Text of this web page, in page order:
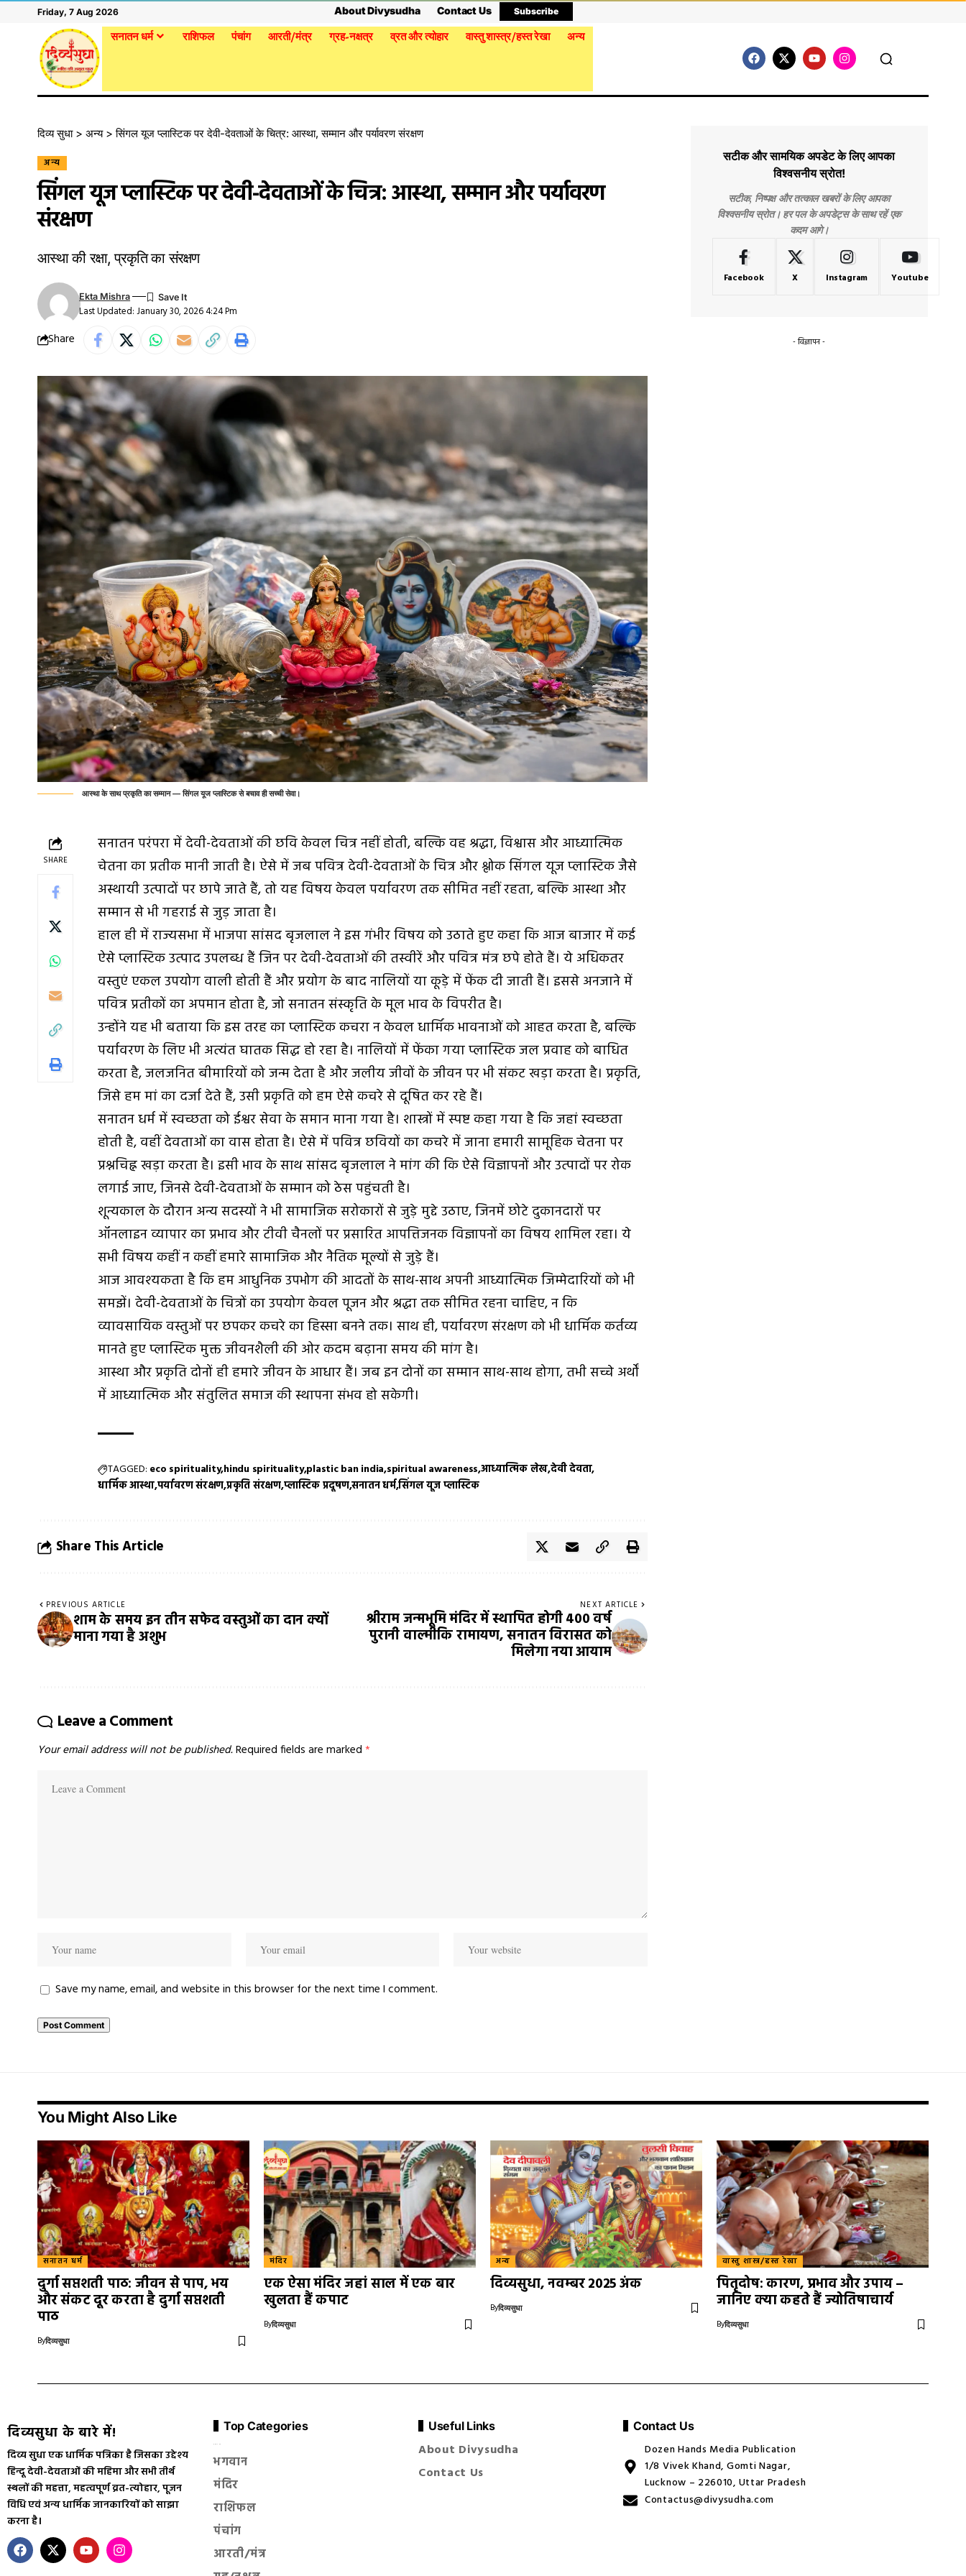
Friday, 7 Aug 2026 About Divysudha Contact Us Subscribe
सनातन धर्म राशिफल पंचांग आरती/मंत्र ग्रह-नक्षत्र व्रत और त्योहार वास्तु शास्त्र/हस्त रेखा अन्य
दिव्य सुधा> अन्य>सिंगल यूज प्लास्टिक पर देवी-देवताओं के चित्र: आस्था, सम्मान और पर्यावरण संरक्षण
अन्य
सिंगल यूज प्लास्टिक पर देवी-देवताओं के चित्र: आस्था, सम्मान और पर्यावरण
संरक्षण
आस्था की रक्षा, प्रकृति का संरक्षण
Last Updated: January 30, 2026 4:24 Pm
Ekta Mishra
Share
आस्था के साथ प्रकृति का सम्मान — सिंगल यूज प्लास्टिक से बचाव ही सच्ची सेवा।
SHARE
सनातन परंपरा में देवी-देवताओं की छवि केवल चित्र नहीं होती, बल्कि वह श्रद्धा, विश्वास और आध्यात्मिक
चेतना का प्रतीक मानी जाती है। ऐसे में जब पवित्र देवी-देवताओं के चित्र और श्लोक सिंगल यूज प्लास्टिक जैसे
अस्थायी उत्पादों पर छापे जाते हैं, तो यह विषय केवल पर्यावरण तक सीमित नहीं रहता, बल्कि आस्था और
सम्मान से भी गहराई से जुड़ जाता है।
हाल ही में राज्यसभा में भाजपा सांसद बृजलाल ने इस गंभीर विषय को उठाते हुए कहा कि आज बाजार में कई
ऐसे प्लास्टिक उत्पाद उपलब्ध हैं जिन पर देवी-देवताओं की तस्वीरें और पवित्र मंत्र छपे होते हैं। ये अधिकतर
वस्तुएं एकल उपयोग वाली होती हैं और प्रयोग के बाद नालियों या कूड़े में फेंक दी जाती हैं। इससे अनजाने में
पवित्र प्रतीकों का अपमान होता है, जो सनातन संस्कृति के मूल भाव के विपरीत है।
उन्होंने यह भी बताया कि इस तरह का प्लास्टिक कचरा न केवल धार्मिक भावनाओं को आहत करता है, बल्कि
पर्यावरण के लिए भी अत्यंत घातक सिद्ध हो रहा है। नालियों में फेंका गया प्लास्टिक जल प्रवाह को बाधित
करता है, जलजनित बीमारियों को जन्म देता है और जलीय जीवों के जीवन पर भी संकट खड़ा करता है। प्रकृति,
जिसे हम मां का दर्जा देते हैं, उसी प्रकृति को हम ऐसे कचरे से दूषित कर रहे हैं।
सनातन धर्म में स्वच्छता को ईश्वर सेवा के समान माना गया है। शास्त्रों में स्पष्ट कहा गया है कि जहां स्वच्छता
होती है, वहीं देवताओं का वास होता है। ऐसे में पवित्र छवियों का कचरे में जाना हमारी सामूहिक चेतना पर
प्रश्नचिह्न खड़ा करता है। इसी भाव के साथ सांसद बृजलाल ने मांग की कि ऐसे विज्ञापनों और उत्पादों पर रोक
लगाई जाए, जिनसे देवी-देवताओं के सम्मान को ठेस पहुंचती है।
शून्यकाल के दौरान अन्य सदस्यों ने भी सामाजिक सरोकारों से जुड़े मुद्दे उठाए, जिनमें छोटे दुकानदारों पर
ऑनलाइन व्यापार का प्रभाव और टीवी चैनलों पर प्रसारित आपत्तिजनक विज्ञापनों का विषय शामिल रहा। ये
सभी विषय कहीं न कहीं हमारे सामाजिक और नैतिक मूल्यों से जुड़े हैं।
आज आवश्यकता है कि हम आधुनिक उपभोग की आदतों के साथ-साथ अपनी आध्यात्मिक जिम्मेदारियों को भी
समझें। देवी-देवताओं के चित्रों का उपयोग केवल पूजन और श्रद्धा तक सीमित रहना चाहिए, न कि
व्यावसायिक वस्तुओं पर छपकर कचरे का हिस्सा बनने तक। साथ ही, पर्यावरण संरक्षण को भी धार्मिक कर्तव्य
मानते हुए प्लास्टिक मुक्त जीवनशैली की ओर कदम बढ़ाना समय की मांग है।
आस्था और प्रकृति दोनों ही हमारे जीवन के आधार हैं। जब इन दोनों का सम्मान साथ-साथ होगा, तभी सच्चे अर्थों
में आध्यात्मिक और संतुलित समाज की स्थापना संभव हो सकेगी।
TAGGED: eco spirituality hindu spiritualityplastic ban indiaspiritual awarenessआध्यात्मिक लेखदेवी देवता
धार्मिक आस्थापर्यावरण संरक्षणप्रकृति संरक्षणप्लास्टिक प्रदूषणसनातन धर्मसिंगल यूज प्लास्टिक
Share This Article
PREVIOUS ARTICLE
शाम के समय इन तीन सफेद वस्तुओं का दान क्यों
माना गया है अशुभ
NEXT ARTICLE
श्रीराम जन्मभूमि मंदिर में स्थापित होगी 400 वर्ष
पुरानी वाल्मीकि रामायण, सनातन विरासत को
मिलेगा नया आयाम
Leave a Comment
Your email address will not be published.Required fields are marked *
Save my name, email, and website in this browser for the next time I comment.
सटीक और सामयिक अपडेट के लिए आपका
विश्वसनीय स्रोत!
सटीक, निष्पक्ष और तत्काल खबरों के लिए आपका
विश्वसनीय स्रोत। हर पल के अपडेट्स के साथ रहें एक
कदम आगे।
Facebook X Instagram Youtube
- विज्ञापन -
You Might Also Like
सनातन धर्म
दुर्गा सप्तशती पाठ: जीवन से पाप, भय
और संकट दूर करता है दुर्गा सप्तशती
पाठ
Byदिव्यसुधा
मंदिर
एक ऐसा मंदिर जहां साल में एक बार
खुलता हैं कपाट
Byदिव्यसुधा
अन्य
दिव्यसुधा, नवम्बर 2025 अंक
Byदिव्यसुधा
वास्तु शास्त्र/हस्त रेखा
पितृदोष: कारण, प्रभाव और उपाय –
जानिए क्या कहते हैं ज्योतिषाचार्य
Byदिव्यसुधा
दिव्यसुधा के बारे में!
दिव्य सुधा एक धार्मिक पत्रिका है जिसका उद्देश्य
हिन्दू देवी-देवताओं की महिमा और सभी तीर्थ
स्थलों की महत्ता, महत्वपूर्ण व्रत-त्योहार, पूजन
विधि एवं अन्य धार्मिक जानकारियों को साझा
करना है।
Top Categories
भगवान
मंदिर
राशिफल
पंचांग
आरती/मंत्र
Useful Links
About Divysudha
Contact Us
Contact Us
Dozen Hands Media Publication
1/8 Vivek Khand, Gomti Nagar,
Lucknow – 226010, Uttar Pradesh
Contactus@divysudha.com